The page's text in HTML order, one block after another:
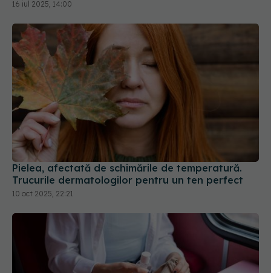
Pielea, afectată de schimările de temperatură.
Trucurile dermatologilor pentru un ten perfect
10 oct 2025, 22:21